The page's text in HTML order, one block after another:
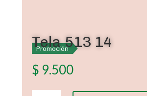
Promoción
Tela 513 14
$ 9.500